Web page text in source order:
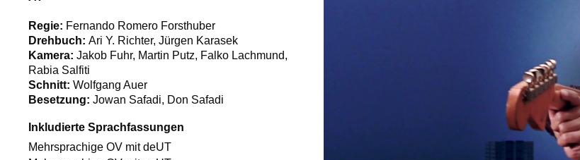
Regie: Fernando Romero Forsthuber
Drehbuch: Ari Y. Richter, Jürgen Karasek
Kamera: Jakob Fuhr, Martin Putz, Falko Lachmund,
Rabia Salfiti
Schnitt: Wolfgang Auer
Besetzung: Jowan Safadi, Don Safadi
Inkludierte Sprachfassungen
Mehrsprachige OV mit deUT